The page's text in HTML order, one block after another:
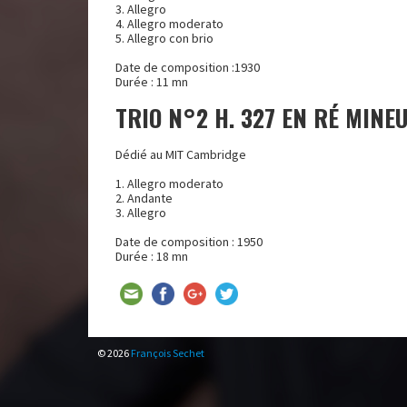
3. Allegro
4. Allegro moderato
5. Allegro con brio
Date de composition :1930
Durée : 11 mn
TRIO N°2 H. 327 EN RÉ
Dédié au MIT Cambridge
1. Allegro moderato
2. Andante
3. Allegro
Date de composition : 1950
Durée : 18 mn
© 2026 François Sechet